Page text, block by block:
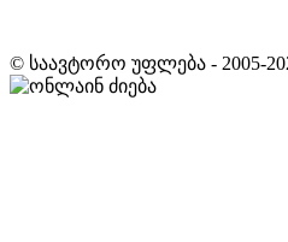
© საავტორო უფლება - 2005-